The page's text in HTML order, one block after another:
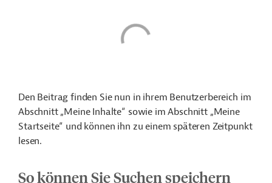
Den Beitrag finden Sie nun in ihrem Benutzerbereich im
Abschnitt „Meine Inhalte“ sowie im Abschnitt „Meine
Startseite“ und können ihn zu einem späteren Zeitpunkt
lesen.
So können Sie Suchen speichern